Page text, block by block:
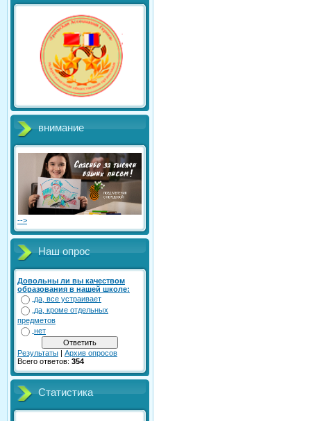
внимание
-->
Наш опрос
Довольны ли вы качеством
образования в нашей школе:
да, все устраивает
да, кроме отдельных
предметов
нет
Результаты | Архив опросов
Всего ответов: 354
Статистика